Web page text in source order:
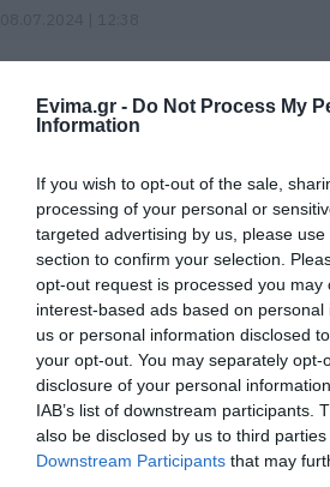
Evima.gr - Do Not Process My
Information
If you wish to opt-out of the sale,
processing of your personal or
targeted advertising by us, please
section to confirm your selection.
opt-out request is processed you may
interest-based ads based on
us or personal information disclosed
your opt-out. You may separately opt-
disclosure of your personal
IAB’s list of downstream participants.
also be disclosed by us to third
Downstream Participants that may
Διακρίσεις στο
Kickboxing για την ομάδα
Μελέτη Κακουμπάβα
03.07.2024 | 10:45